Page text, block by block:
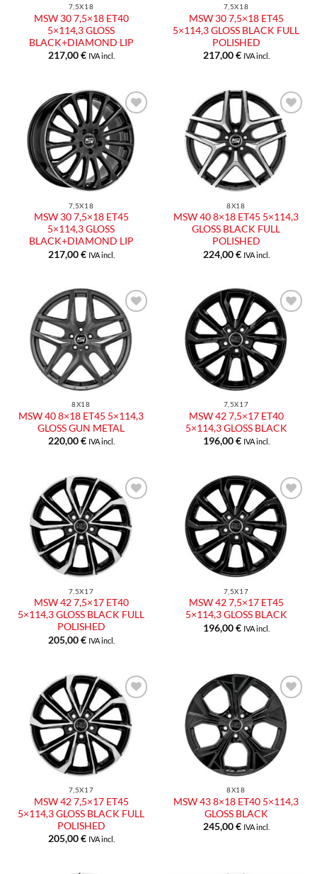
7,5X18
MSW 30 7,5×18 ET40
5×114,3 GLOSS
BLACK+DIAMOND LIP
217,00€ IVA incl.
7,5X18
MSW 30 7,5×18 ET45
5×114,3 GLOSS BLACK FULL
POLISHED
217,00€ IVA incl.
Aggiungi
alla lista
dei
desideri
7,5X18
MSW 30 7,5×18 ET45
5×114,3 GLOSS
BLACK+DIAMOND LIP
217,00€ IVA incl.
Aggiungi
alla lista
dei
desideri
8X18
MSW 40 8×18 ET45 5×114,3
GLOSS BLACK FULL
POLISHED
224,00€ IVA incl.
Aggiungi
alla lista
dei
desideri
8X18
MSW 40 8×18 ET45 5×114,3
GLOSS GUN METAL
220,00€ IVA incl.
Aggiungi
alla lista
dei
desideri
7,5X17
MSW 42 7,5×17 ET40
5×114,3 GLOSS BLACK
196,00€ IVA incl.
Aggiungi
alla lista
dei
desideri
7,5X17
MSW 42 7,5×17 ET40
5×114,3 GLOSS BLACK FULL
POLISHED
205,00€ IVA incl.
Aggiungi
alla lista
dei
desideri
7,5X17
MSW 42 7,5×17 ET45
5×114,3 GLOSS BLACK
196,00€ IVA incl.
Aggiungi
alla lista
dei
desideri
7,5X17
MSW 42 7,5×17 ET45
5×114,3 GLOSS BLACK FULL
POLISHED
205,00€ IVA incl.
Aggiungi
alla lista
dei
desideri
8X18
MSW 43 8×18 ET40 5×114,3
GLOSS BLACK
245,00€ IVA incl.